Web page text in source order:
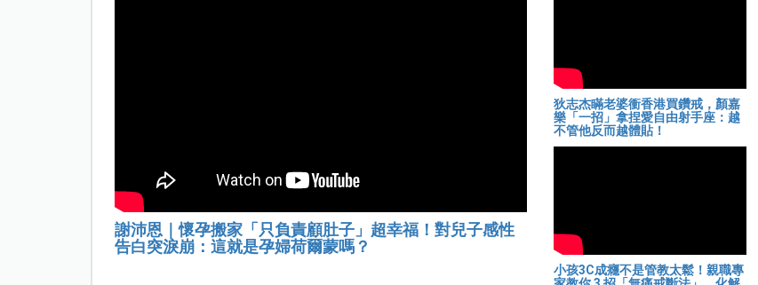
謝沛恩｜懷孕搬家「只負責顧肚子」超幸福！對兒子感性
告白突淚崩：這就是孕婦荷爾蒙嗎？
狄志杰瞞老婆衝香港買鑽戒，顏嘉
樂「一招」拿捏愛自由射手座：越
不管他反而越體貼！
小孩3C成癮不是管教太鬆！親職專